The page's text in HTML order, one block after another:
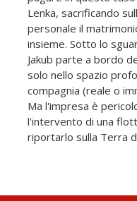
Lenka, sacrificando
personale il
insieme. Sotto lo
Jakub parte a bordo
solo nello spazio
compagnia (reale o
Ma l'impresa è
l'intervento di una
riportarlo sulla Terra